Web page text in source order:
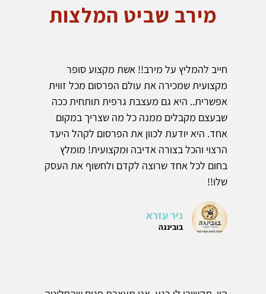
מירב שביט המלצות
חייב להמליץ על מירב!! אשת מקצוע סופר
מקצועית שמכירה את עולם הפרסום מכל זווית
אפשרית.. היא גם מעצבת גרפית תותחית ככה
שבעצם מקבלים ממנה כל מה שצריך במקום
אחד. היא יודעת לכוון את הפרסום לקהל היעד
הרצוי והכל בצורה אדיבה ומקצועית! מומלץ
בחום לכל אחד שרוצה לקדם ולחשוף את העסק
שלו!!
ניר עזרא
בובינגה